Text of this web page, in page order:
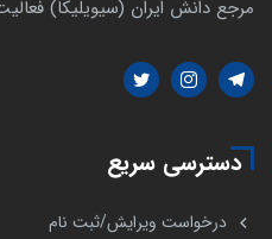
مرجع دانش ایران (سیویلیکا)
دسترسی سریع
درخواست ویرایش/ثبت نام